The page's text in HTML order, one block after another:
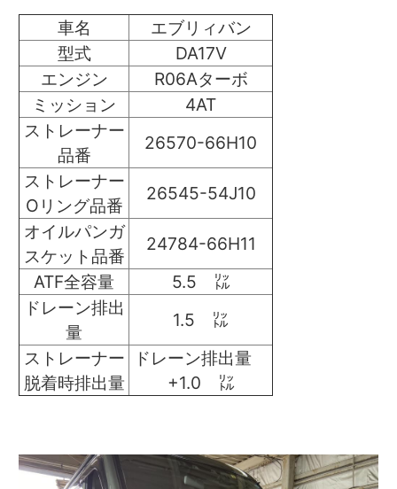
車名
エブリィバン
型式
DA17V
エンジン
R06Aターボ
ミッション
4AT
ストレーナー
品番
26570-66H10
ストレーナー
Oリング品番
26545-54J10
オイルパンガ
スケット品番
24784-66H11
ATF全容量
5.5 ㍑
ドレーン排出
量
1.5 ㍑
ストレーナー
脱着時排出量
ドレーン排出量
+1.0 ㍑